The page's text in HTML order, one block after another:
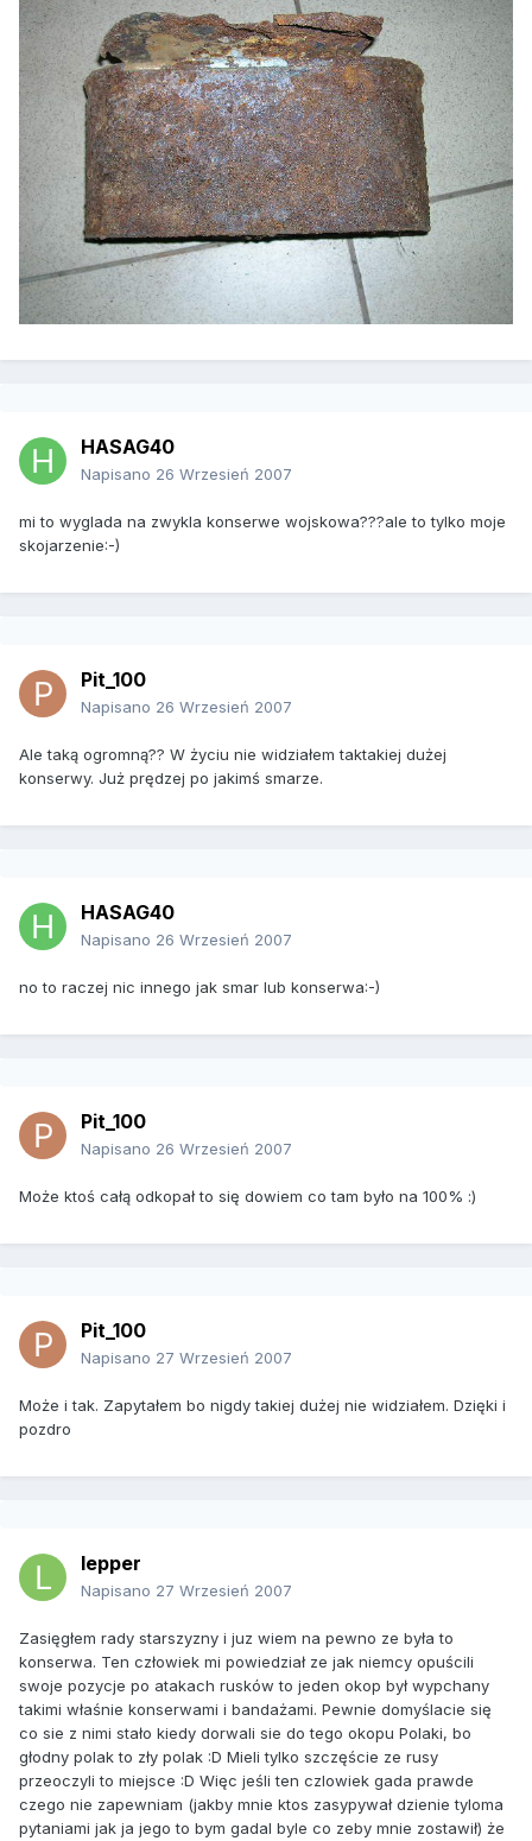
HASAG40
Napisano 26 Wrzesień 2007
mi to wyglada na zwykla konserwe wojskowa???ale to tylko moje
skojarzenie:-)
Pit_100
Napisano 26 Wrzesień 2007
Ale taką ogromną?? W życiu nie widziałem taktakiej dużej
konserwy. Już prędzej po jakimś smarze.
HASAG40
Napisano 26 Wrzesień 2007
no to raczej nic innego jak smar lub konserwa:-)
Pit_100
Napisano 26 Wrzesień 2007
Może ktoś całą odkopał to się dowiem co tam było na 100% :)
Pit_100
Napisano 27 Wrzesień 2007
Może i tak. Zapytałem bo nigdy takiej dużej nie widziałem. Dzięki i
pozdro
lepper
Napisano 27 Wrzesień 2007
Zasięgłem rady starszyzny i juz wiem na pewno ze była to
konserwa. Ten człowiek mi powiedział ze jak niemcy opuścili
swoje pozycje po atakach rusków to jeden okop był wypchany
takimi właśnie konserwami i bandażami. Pewnie domyślacie się
co sie z nimi stało kiedy dorwali sie do tego okopu Polaki, bo
głodny polak to zły polak :D Mieli tylko szczęście ze rusy
przeoczyli to miejsce :D Więc jeśli ten czlowiek gada prawde
czego nie zapewniam (jakby mnie ktos zasypywał dzienie tyloma
pytaniami jak ja jego to bym gadal byle co zeby mnie zostawił) że